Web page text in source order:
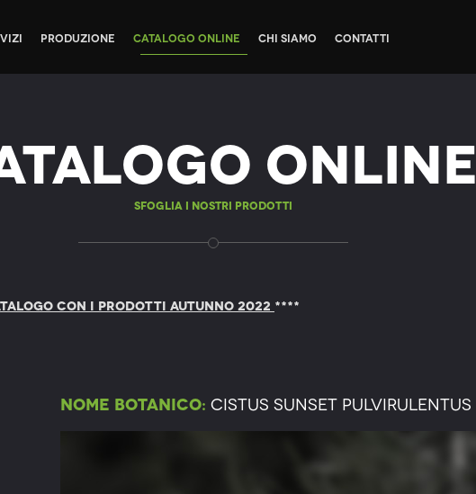
Produzione Catalogo Online Chi siamo Contatti
Online
Sfoglia i nostri prodotti
CON I PRODOTTI AUTUNNO 2022 ****
Nome botanico: Cistus Sunset Pulvirulentus